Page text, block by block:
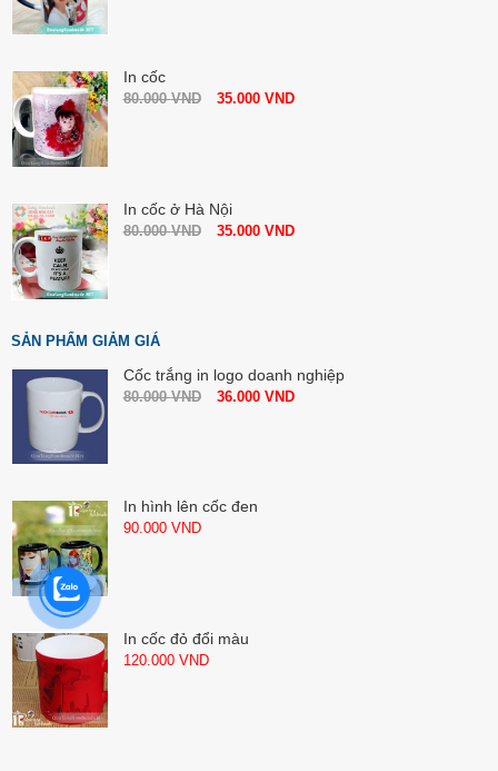
In cốc
80.000VND 35.000 VND
In cốc ở Hà Nội
80.000VND 35.000 VND
SẢN PHẨM GIẢM GIÁ
Cốc trắng in logo doanh nghiệp
80.000VND 36.000 VND
In hình lên cốc đen
90.000 VND
In cốc đỏ đổi màu
120.000 VND